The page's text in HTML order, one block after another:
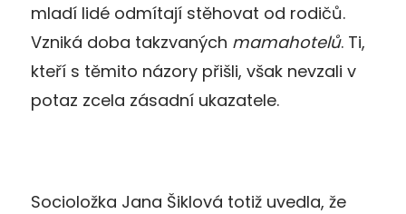
mladí lidé odmítají stěhovat od rodičů.
Vzniká doba takzvaných mamahotelů. Ti,
kteří s těmito názory přišli, však nevzali v
potaz zcela zásadní ukazatele.
Socioložka Jana Šiklová totiž uvedla, že